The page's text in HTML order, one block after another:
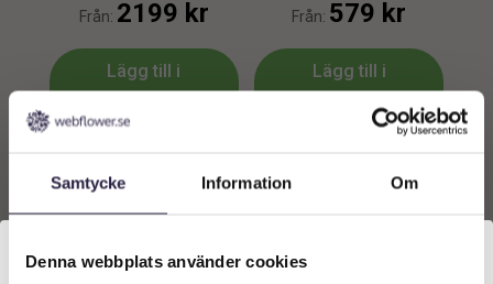
Samtycke Information Om
Denna webbplats använder cookies
Från: 2199 kr
Lägg till i
Från: 579 kr
Lägg till i